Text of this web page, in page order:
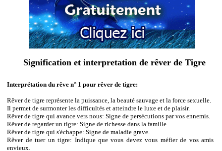
Signification et interpretation de rêver de Tigre
Interprétation du rêve n° 1 pour rêver de tigre:
Rêver de tigre représente la puissance, la beauté sauvage et la force sexuelle.
Il permet de surmonter les difficultés et atteindre le luxe et de plaisir.
Rêver de tigre qui avance vers nous: Signe de persécutions par vos ennemis.
Rêver de regarder un tigre: Signe de richesse dans la famille.
Rêver de tigre qui s'échappe: Signe de maladie grave.
Rêver de tuer un tigre: Indique que vous devez vous méfier de vos amis
envieux.